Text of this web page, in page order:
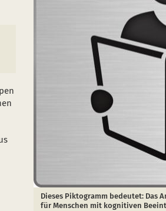
Dieses Piktogramm bedeutet:
für Menschen mit kognitiven